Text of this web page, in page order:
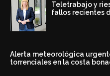
Teletrabajo y
fallos recientes
Alerta meteorológica
torrenciales en la costa